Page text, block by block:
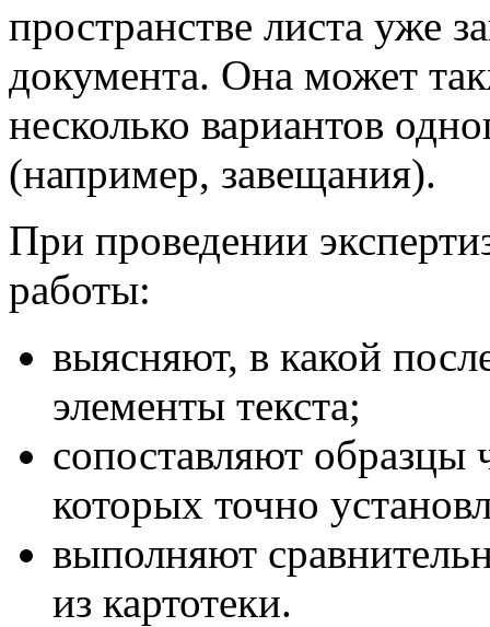
пространстве листа уже
документа. Она может
несколько вариантов
(например, завещания).
При проведении
работы:
выясняют, в какой
элементы текста;
сопоставляют образцы
которых точно
выполняют
из картотеки.